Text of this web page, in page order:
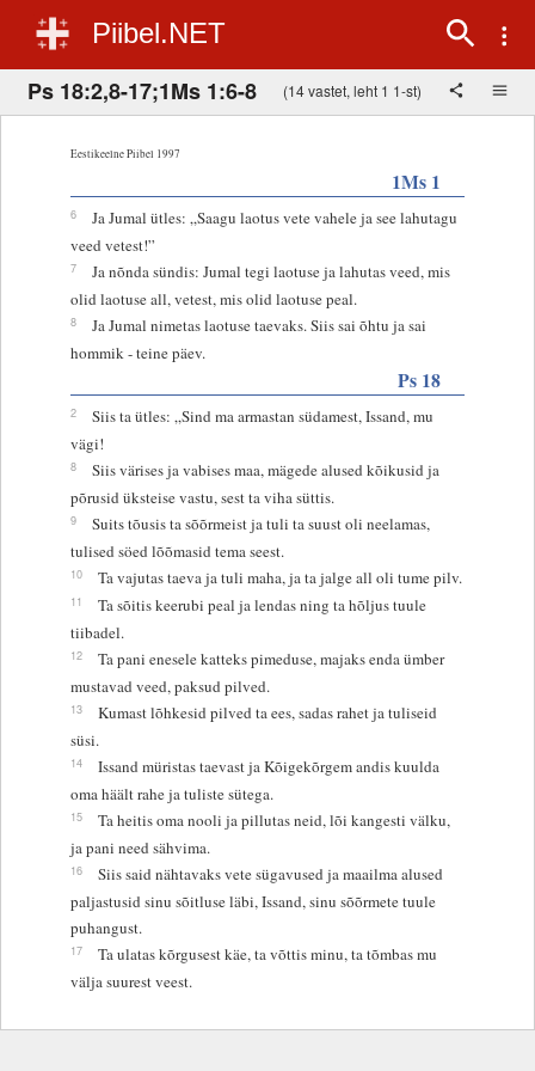
Piibel.NET
Ps 18:2,8-17;1Ms 1:6-8 (14 vastet, leht 1 1-st)
Eestikeelne Piibel 1997
1Ms 1
6
Ja Jumal ütles: „Saagu laotus vete vahele ja see lahutagu
veed vetest!”
7
Ja nõnda sündis: Jumal tegi laotuse ja lahutas veed, mis
olid laotuse all, vetest, mis olid laotuse peal.
8
Ja Jumal nimetas laotuse taevaks. Siis sai õhtu ja sai
hommik - teine päev.
Ps 18
2
Siis ta ütles: „Sind ma armastan südamest, Issand, mu
vägi!
8
Siis värises ja vabises maa, mägede alused kõikusid ja
põrusid üksteise vastu, sest ta viha süttis.
9
Suits tõusis ta sõõrmeist ja tuli ta suust oli neelamas,
tulised söed lõõmasid tema seest.
10 Ta vajutas taeva ja tuli maha, ja ta jalge all oli tume pilv.
11
Ta sõitis keerubi peal ja lendas ning ta hõljus tuule
tiibadel.
12
Ta pani enesele katteks pimeduse, majaks enda ümber
mustavad veed, paksud pilved.
13
Kumast lõhkesid pilved ta ees, sadas rahet ja tuliseid
süsi.
14
Issand müristas taevast ja Kõigekõrgem andis kuulda
oma häält rahe ja tuliste sütega.
15
Ta heitis oma nooli ja pillutas neid, lõi kangesti välku,
ja pani need sähvima.
16
Siis said nähtavaks vete sügavused ja maailma alused
paljastusid sinu sõitluse läbi, Issand, sinu sõõrmete tuule
puhangust.
17
Ta ulatas kõrgusest käe, ta võttis minu, ta tõmbas mu
välja suurest veest.